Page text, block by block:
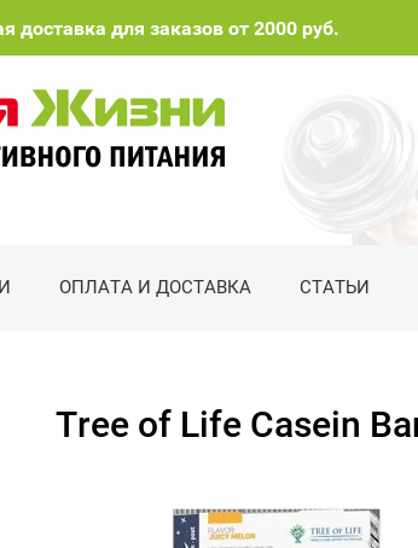
доставка для заказов от 2000 руб.
ОПЛАТА И ДОСТАВКА СТАТЬИ
Tree of Life Casein